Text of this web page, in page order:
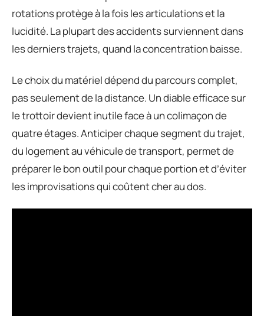
rotations protège à la fois les articulations et la
lucidité. La plupart des accidents surviennent dans
les derniers trajets, quand la concentration baisse.
Le choix du matériel dépend du parcours complet,
pas seulement de la distance. Un diable efficace sur
le trottoir devient inutile face à un colimaçon de
quatre étages. Anticiper chaque segment du trajet,
du logement au véhicule de transport, permet de
préparer le bon outil pour chaque portion et d’éviter
les improvisations qui coûtent cher au dos.